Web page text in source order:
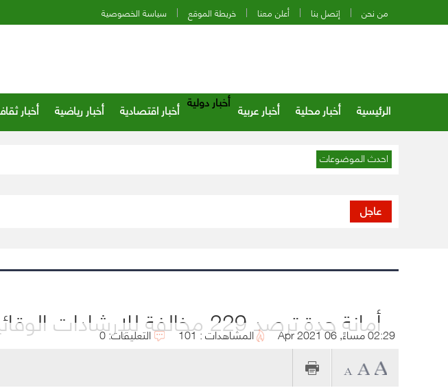
من نحن إتصل بنا أعلن معنا خريطة الموقع سياسة الخصوصية
الرئيسية أخبار محلية أخبار عربية أخبار دولية أخبار اقتصادية أخبار رياضية أخبار
احدث الموضوعات
عاجل
أمانة جدة ترصد 229 مخالفة للإرشادات الوقائية خلال 4173 جولة02:29 مساءً, 06 Apr 2021 المشاهدات : 101 التعليقات: 0